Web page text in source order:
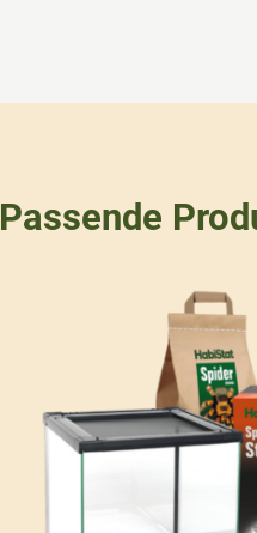
Passende